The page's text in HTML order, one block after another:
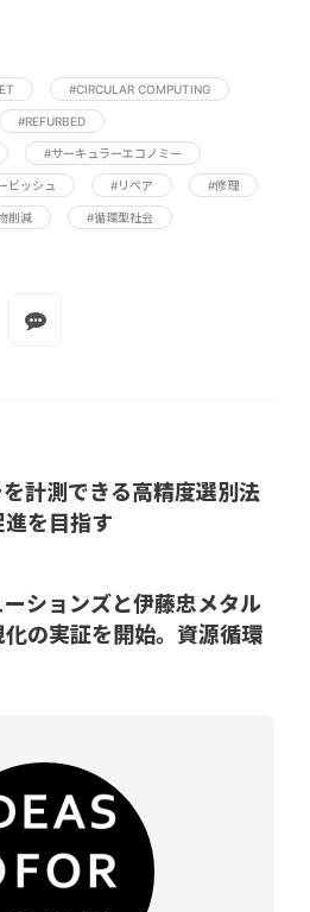
#CIRCULAR COMPUTING
#REFURBED
#サーキュラーエコノミー
ビッシュ #リペア #修理
削減 #循環型社会
計測できる高精度選別法
を目指す
ションズと伊藤忠メタル
の実証を開始。資源循環